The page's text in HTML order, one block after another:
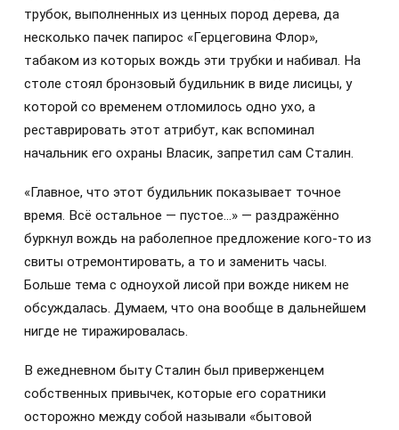
трубок, выполненных из ценных пород дерева, да
несколько пачек папирос «Герцеговина Флор»,
табаком из которых вождь эти трубки и набивал. На
столе стоял бронзовый будильник в виде лисицы, у
которой со временем отломилось одно ухо, а
реставрировать этот атрибут, как вспоминал
начальник его охраны Власик, запретил сам Сталин.
«Главное, что этот будильник показывает точное
время. Всё остальное — пустое…» — раздражённо
буркнул вождь на раболепное предложение кого-то из
свиты отремонтировать, а то и заменить часы.
Больше тема с одноухой лисой при вожде никем не
обсуждалась. Думаем, что она вообще в дальнейшем
нигде не тиражировалась.
В ежедневном быту Сталин был приверженцем
собственных привычек, которые его соратники
осторожно между собой называли «бытовой